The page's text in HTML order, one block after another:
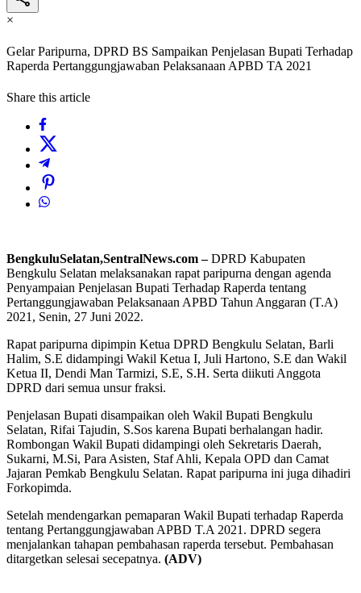
×
Gelar Paripurna, DPRD BS Sampaikan Penjelasan Bupati Terhadap
Raperda Pertanggungjawaban Pelaksanaan APBD TA 2021
Share this article
BengkuluSelatan,SentralNews.com –DPRD Kabupaten
Bengkulu Selatan melaksanakan rapat paripurna dengan agenda
Penyampaian Penjelasan Bupati Terhadap Raperda tentang
Pertanggungjawaban Pelaksanaan APBD Tahun Anggaran (T.A)
2021, Senin, 27 Juni 2022.
Rapat paripurna dipimpin Ketua DPRD Bengkulu Selatan, Barli
Halim, S.E didampingi Wakil Ketua I, Juli Hartono, S.E dan Wakil
Ketua II, Dendi Man Tarmizi, S.E, S.H. Serta diikuti Anggota
DPRD dari semua unsur fraksi.
Penjelasan Bupati disampaikan oleh Wakil Bupati Bengkulu
Selatan, Rifai Tajudin, S.Sos karena Bupati berhalangan hadir.
Rombongan Wakil Bupati didampingi oleh Sekretaris Daerah,
Sukarni, M.Si, Para Asisten, Staf Ahli, Kepala OPD dan Camat
Jajaran Pemkab Bengkulu Selatan. Rapat paripurna ini juga dihadiri
Forkopimda.
Setelah mendengarkan pemaparan Wakil Bupati terhadap Raperda
tentang Pertanggungjawaban APBD T.A 2021. DPRD segera
menjalankan tahapan pembahasan raperda tersebut. Pembahasan
ditargetkan selesai secepatnya. (ADV)